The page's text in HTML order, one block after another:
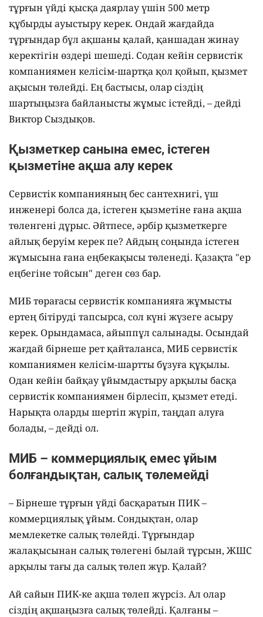
тұрғын үйді қысқа даярлау үшін 500 метр
құбырды ауыстыру керек. Ондай жағдайда
тұрғындар бұл ақшаны қалай, қаншадан жинау
керектігін өздері шешеді. Содан кейін сервистік
компаниямен келісім-шартқа қол қойып, қызмет
ақысын төлейді. Ең бастысы, олар сіздің
шартыңызға байланысты жұмыс істейді, – дейді
Виктор Сыздықов.
Қызметкер санына емес, істеген
қызметіне ақша алу керек
Сервистік компанияның бес сантехнигі, үш
инженері болса да, істеген қызметіне ғана ақша
төленгені дұрыс. Әйтпесе, әрбір қызметкерге
айлық беруім керек пе? Айдың соңында істеген
жұмысына ғана еңбекақысы төленеді. Қазақта "ер
еңбегіне тойсын" деген сөз бар.
МИБ төрағасы сервистік компанияға жұмысты
ертең бітіруді тапсырса, сол күні жүзеге асыру
керек. Орындамаса, айыппұл салынады. Осындай
жағдай бірнеше рет қайталанса, МИБ сервистік
компаниямен келісім-шартты бұзуға құқылы.
Одан кейін байқау ұйымдастыру арқылы басқа
сервистік компаниямен бірлесіп, қызмет етеді.
Нарықта оларды шертіп жүріп, таңдап алуға
болады, – дейді ол.
МИБ – коммерциялық емес ұйым
болғандықтан, салық төлемейді
– Бірнеше тұрғын үйді басқаратын ПИК –
коммерциялық ұйым. Сондықтан, олар
мемлекетке салық төлейді. Тұрғындар
жалақысынан салық төлегені былай тұрсын, ЖШС
арқылы тағы да салық төлеп жүр. Қалай?
Ай сайын ПИК-ке ақша төлеп жүрсіз. Ал олар
сіздің ақшаңызға салық төлейді. Қалғаны –